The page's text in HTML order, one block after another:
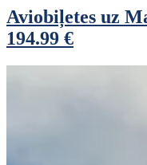
Aviobiļetes uz
194.99 €